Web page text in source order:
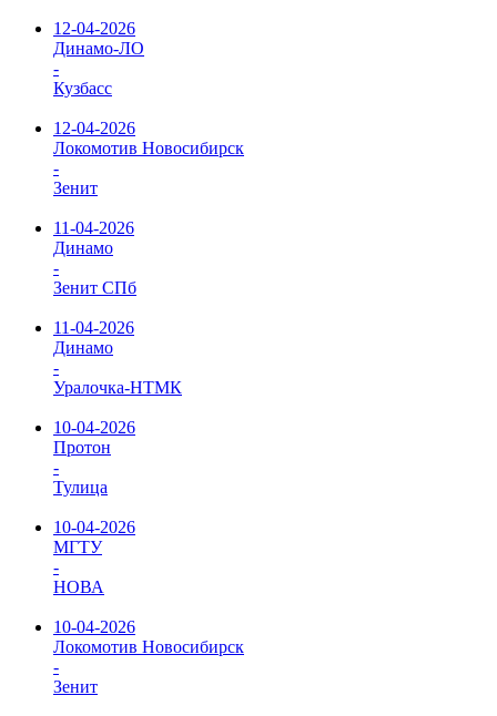
12-04-2026
Динамо-ЛО
-
Кузбасс
12-04-2026
Локомотив Новосибирск
-
Зенит
11-04-2026
Динамо
-
Зенит СПб
11-04-2026
Динамо
-
Уралочка-НТМК
10-04-2026
Протон
-
Тулица
10-04-2026
МГТУ
-
НОВА
10-04-2026
Локомотив Новосибирск
-
Зенит